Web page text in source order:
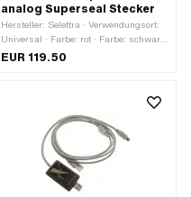
analog Superseal Stecker
Hersteller: Selettra · Verwendungsort:
Universal · Farbe: rot · Farbe: schwarz
· Befestigungsart: Stehbolzen &
EUR 119.50